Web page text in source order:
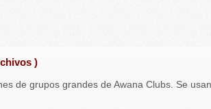
)
de grupos grandes de Awana Clubs. Se